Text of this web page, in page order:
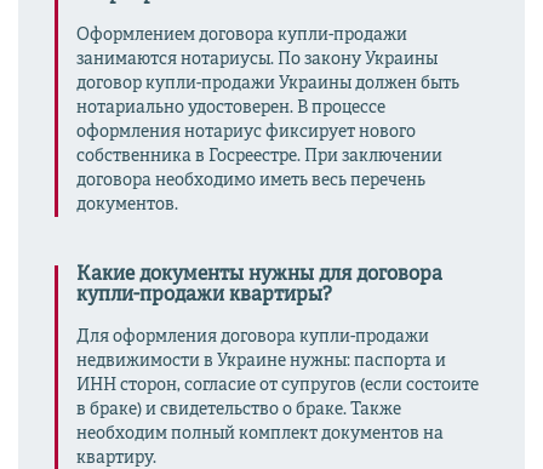
Оформлением договора купли-продажи
занимаются нотариусы. По закону Украины
договор купли-продажи Украины должен быть
нотариально удостоверен. В процессе
оформления нотариус фиксирует нового
собственника в Госреестре. При заключении
договора необходимо иметь весь перечень
документов.
Какие документы нужны для договора
купли-продажи квартиры?
Для оформления договора купли-продажи
недвижимости в Украине нужны: паспорта и
ИНН сторон, согласие от супругов (если состоите
в браке) и свидетельство о браке. Также
необходим полный комплект документов на
квартиру.